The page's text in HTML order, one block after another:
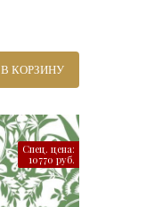
В КОРЗИНУ
Спец. цена:
10770 руб.